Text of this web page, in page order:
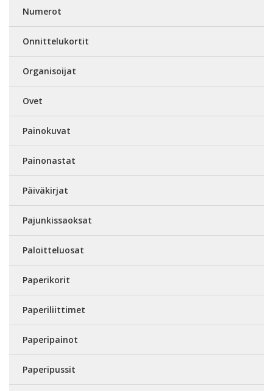
Numerot
Onnittelukortit
Organisoijat
Ovet
Painokuvat
Painonastat
Päiväkirjat
Pajunkissaoksat
Paloitteluosat
Paperikorit
Paperiliittimet
Paperipainot
Paperipussit